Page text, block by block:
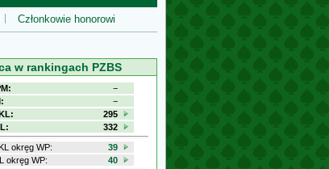
Członkowie honorowi
w rankingach PZBS
−
−
295
332
okręg WP:
39
okręg WP:
40